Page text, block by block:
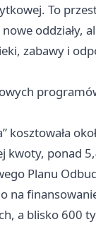
To
oddziały,
zabawy i
kosztowała
kwoty, ponad
Planu
na
a blisko 600